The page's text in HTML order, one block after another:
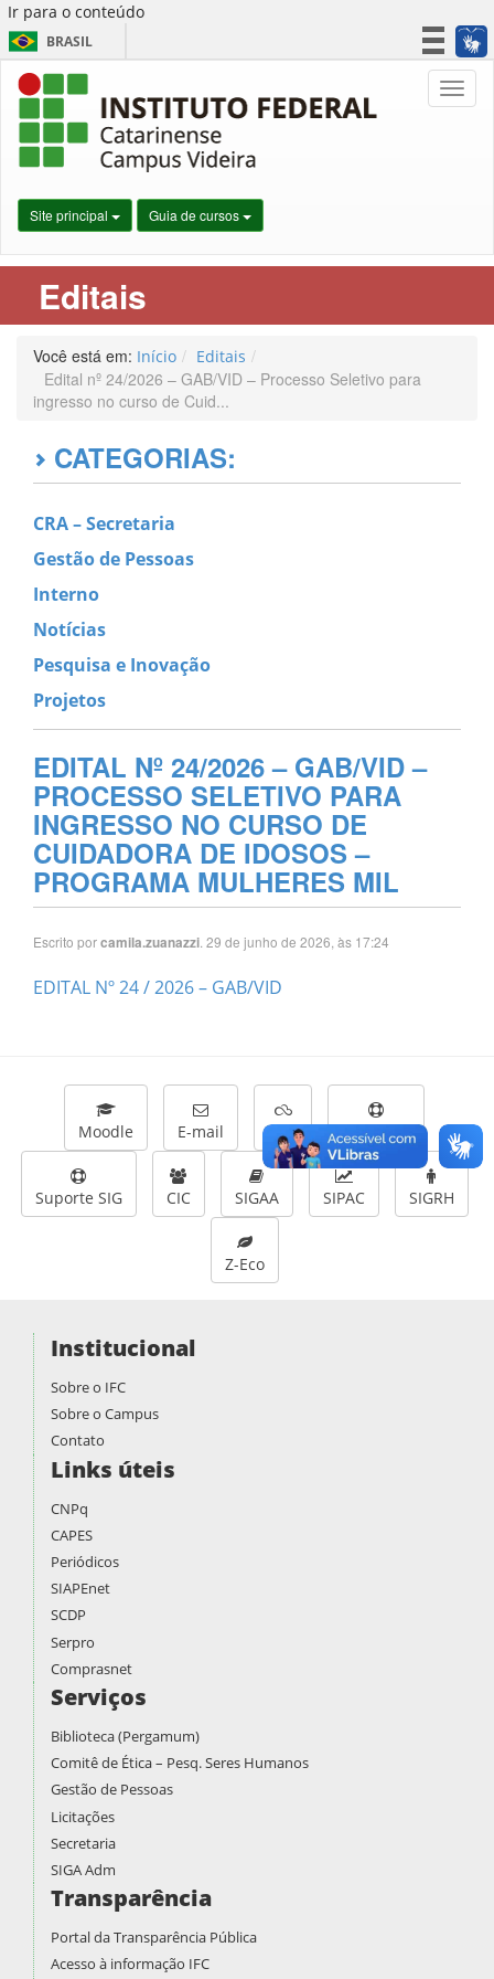
Ir para o conteúdo
BRASIL
Simplifique!
Site principal Guia de cursos
Editais
Você está em: Início Editais
Edital nº 24/2026 – GAB/VID – Processo Seletivo para
ingresso no curso de Cuid...
CATEGORIAS:
CRA – Secretaria
Gestão de Pessoas
Interno
Notícias
Pesquisa e Inovação
Projetos
EDITAL Nº 24/2026 – GAB/VID –
PROCESSO SELETIVO PARA
INGRESSO NO CURSO DE
CUIDADORA DE IDOSOS –
PROGRAMA MULHERES MIL
Escrito porcamila.zuanazzi . 29 de junho de 2026, às 17:24
EDITAL Nº 24 / 2026 – GAB/VID
Moodle E-mail CEU Helpdesk
Suporte SIG CIC SIGAA SIPAC SIGRH
Z-Eco
Institucional
Sobre o IFC
Sobre o Campus
Contato
Links úteis
CNPq
CAPES
Periódicos
SIAPEnet
SCDP
Serpro
Comprasnet
Serviços
Biblioteca (Pergamum)
Comitê de Ética – Pesq. Seres Humanos
Gestão de Pessoas
Licitações
Secretaria
SIGA Adm
Transparência
Portal da Transparência Pública
Acesso à informação IFC